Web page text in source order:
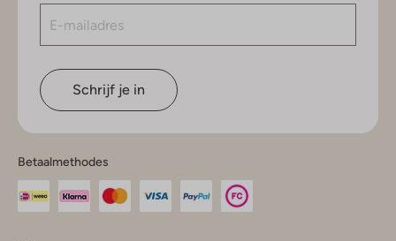
Schrijf je in
Betaalmethodes